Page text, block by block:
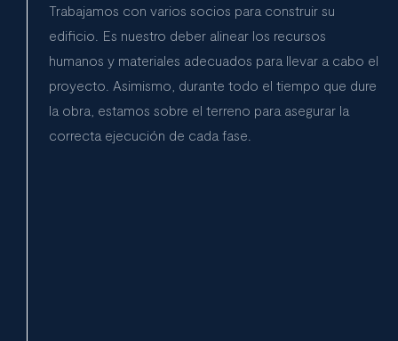
Trabajamos con varios socios para construir su
edificio. Es nuestro deber alinear los recursos
humanos y materiales adecuados para llevar a cabo el
proyecto. Asimismo, durante todo el tiempo que dure
la obra, estamos sobre el terreno para asegurar la
correcta ejecución de cada fase.